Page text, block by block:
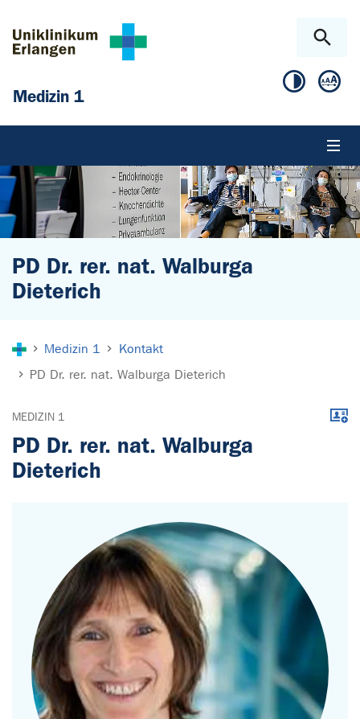
Medizin 1
PD Dr. rer. nat. Walburga
Dieterich
Medizin 1
Kontakt
PD Dr. rer. nat. Walburga Dieterich
MEDIZIN 1
PD Dr. rer. nat. Walburga
Dieterich